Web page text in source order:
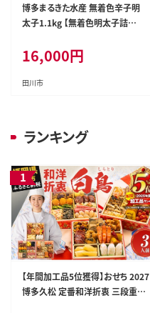
博多まるきた水産 無着色辛子明
太子1.1kg 【無着色明太子詰め
16,000円
田川市
ランキング
【年間加工品5位獲得】おせち 2027
博多久松 定番和洋折衷 三段重お